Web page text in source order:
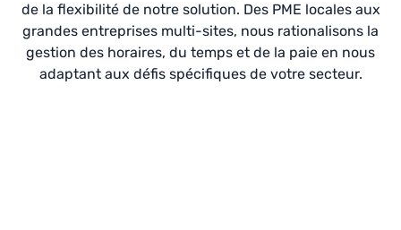
de la flexibilité de notre solution. Des PME locales aux
grandes entreprises multi-sites, nous rationalisons la
gestion des horaires, du temps et de la paie en nous
adaptant aux défis spécifiques de votre secteur.